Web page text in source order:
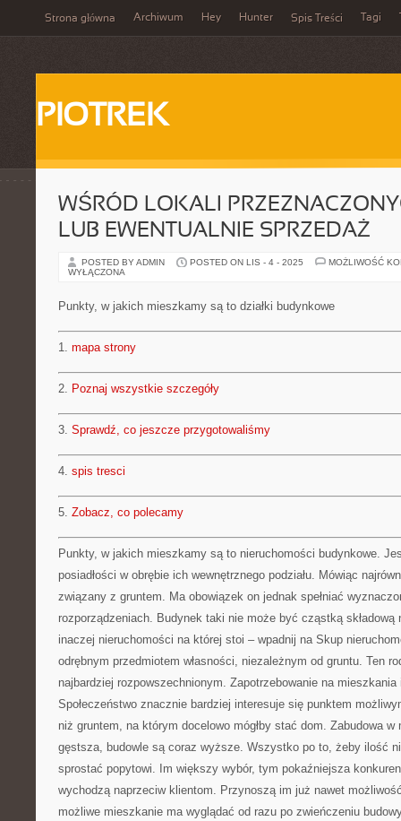
Strona główna Archiwum Hey Hunter Spis Treści Tagi
PIOTREK
WŚRÓD LOKALI
LUB EWENTUALNIE SPRZEDAŻ
POSTED BY ADMIN POSTED ON LIS - 4 - 2025
MOŻLIWOŚĆ
WYŁĄCZONA
Punkty, w jakich mieszkamy są to działki budynkowe
1. mapa strony
2. Poznaj wszystkie szczegóły
3. Sprawdź, co jeszcze przygotowaliśmy
4. spis tresci
5. Zobacz, co polecamy
Punkty, w jakich mieszkamy są to nieruchomości budynkowe.
posiadłości w obrębie ich wewnętrznego podziału. Mówiąc
związany z gruntem. Ma obowiązek on jednak spełniać
rozporządzeniach. Budynek taki nie może być cząstką składową
inaczej nieruchomości na której stoi – wpadnij na Skup
odrębnym przedmiotem własności, niezależnym od gruntu. Ten
najbardziej rozpowszechnionym. Zapotrzebowanie na
Społeczeństwo znacznie bardziej interesuje się punktem
niż gruntem, na którym docelowo mógłby stać dom. Zabudowa
gęstsza, budowle są coraz wyższe. Wszystko po to, żeby ilość
sprostać popytowi. Im większy wybór, tym pokaźniejsza
wychodzą naprzeciw klientom. Przynoszą im już nawet
możliwe mieszkanie ma wyglądać od razu po zwieńczeniu